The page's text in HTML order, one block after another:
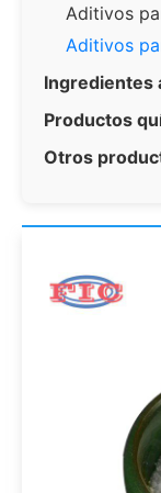
Aditivos
Aditivos
Ingredientes
Productos
Otros